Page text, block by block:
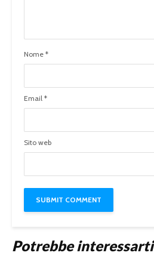
Nome *
Email *
Sito web
Potrebbe interessarti